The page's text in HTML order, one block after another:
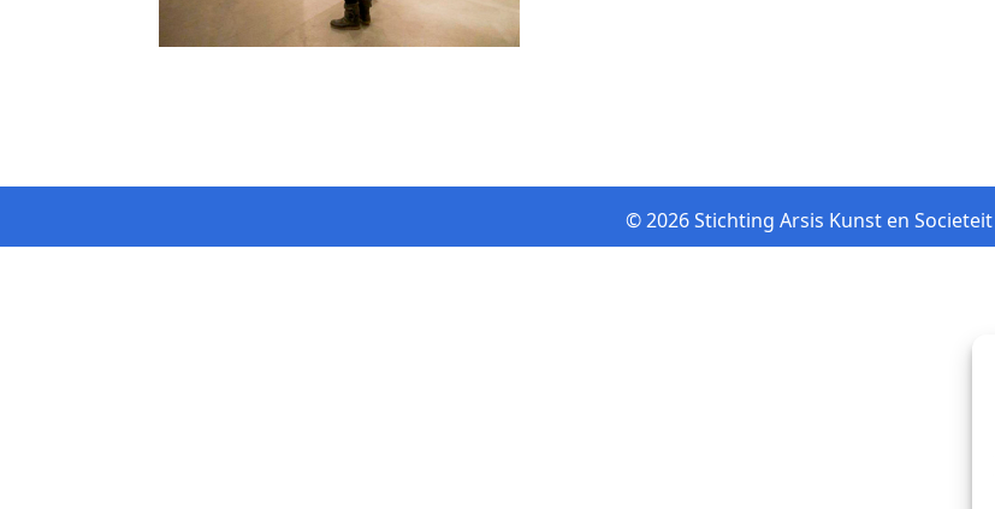
© 2026 Stichting Arsis Kunst en Societeit